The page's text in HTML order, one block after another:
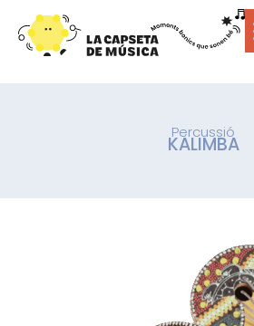
Percussió
KALIMBA